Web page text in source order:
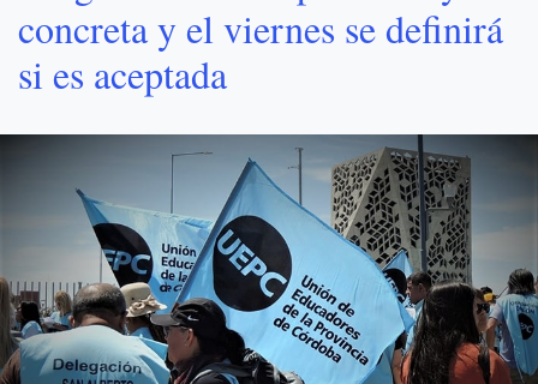
concreta y el viernes se definirá
si es aceptada